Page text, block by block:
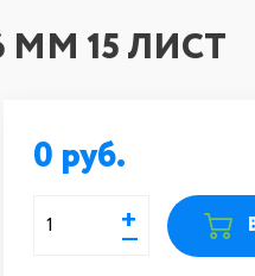
MM 15 ЛИСТ
0
+
—